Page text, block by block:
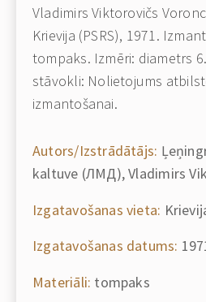
Vladimirs Viktorovičs
Krievija (PSRS), 1971.
tompaks. Izmēri: diametrs
stāvokli: Nolietojums
izmantošanai.
Autors/Izstrādātājs:
kaltuve (ЛМД), Vladimirs
Izgatavošanas vieta:
Izgatavošanas datums:
Materiāli: tompaks